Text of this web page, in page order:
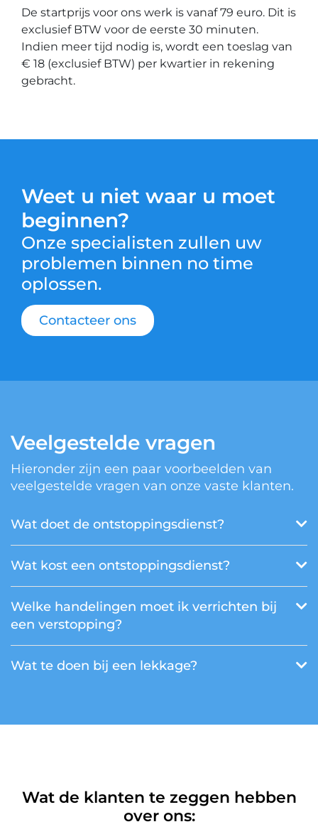
De startprijs voor ons werk is vanaf 79 euro. Dit is
exclusief BTW voor de eerste 30 minuten.
Indien meer tijd nodig is, wordt een toeslag van
€ 18 (exclusief BTW) per kwartier in rekening
gebracht.
Weet u niet waar u moet
beginnen?
Onze specialisten zullen uw
problemen binnen no time
oplossen.
Contacteer ons
Veelgestelde vragen
Hieronder zijn een paar voorbeelden van
veelgestelde vragen van onze vaste klanten.
Wat doet de ontstoppingsdienst?
Wat kost een ontstoppingsdienst?
Welke handelingen moet ik verrichten bij
een verstopping?
Wat te doen bij een lekkage?
Wat de klanten te zeggen hebben
over ons: